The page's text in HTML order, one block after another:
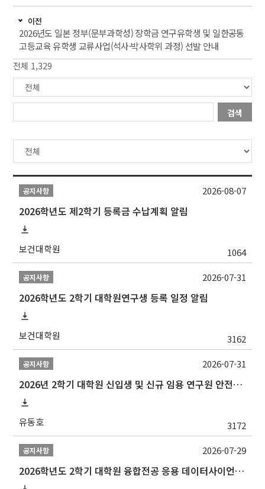
이전
2026년도 일본 정부(문부과학성) 장학금 연구유학생 및 일한공동
고등교육 유학생 교류사업(석사·박사학위 과정) 선발 안내
전체 1,329
검색
공지사항
2026학년도 제2학기 등록금 수납계획 알림
보건대학원 1064
2026-08-07
공지사항
2026학년도 2학기 대학원연구생 등록 일정 알림
보건대학원 3162
2026-07-31
공지사항
2026년 2학기 대학원 신입생 및 신규 임용 연구원 안전환경교육(신규교육) 실시 안내
유동호 3172
2026-07-31
공지사항
2026학년도 2학기 대학원 융합전공 응용 데이터사이언스 선발 계획 알림
2026-07-29